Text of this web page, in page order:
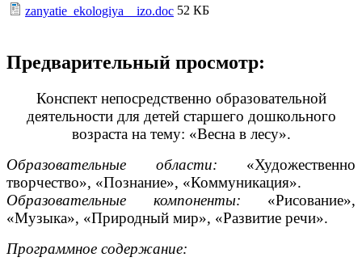
zanyatie_ekologiya__izo.doc 52 КБ
Предварительный просмотр:
Конспект непосредственно образовательной
деятельности для детей старшего дошкольного
возраста на тему: «Весна в лесу».
Образовательные области: «Художественно
творчество», «Познание», «Коммуникация».
Образовательные компоненты: «Рисование»,
«Музыка», «Природный мир», «Развитие речи».
Программное содержание: